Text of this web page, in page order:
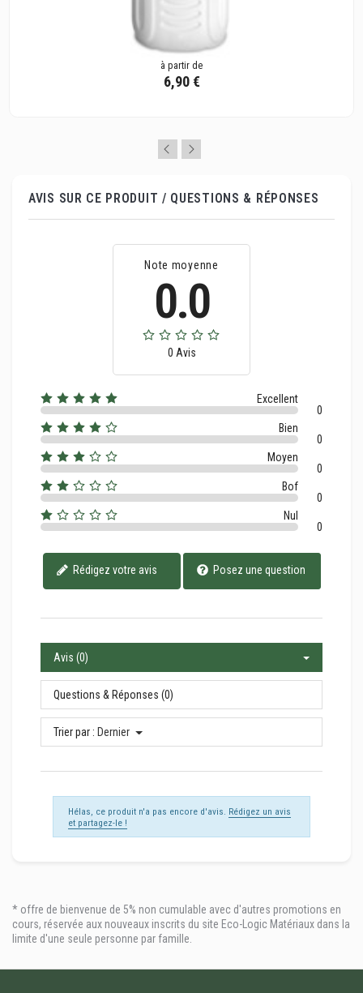
à partir de
6,90 €
AVIS SUR CE PRODUIT / QUESTIONS & RÉPONSES
Note moyenne
0.0
0 Avis
Excellent
0
Bien
0
Moyen
0
Bof
0
Nul
0
Rédigez votre avis Posez une question
Avis (0)
Questions & Réponses (0)
Trier par : Dernier
Hélas, ce produit n'a pas encore d'avis. Rédigez un avis
et partagez-le !
* offre de bienvenue de 5% non cumulable avec d'autres promotions en
cours, réservée aux nouveaux inscrits du site Eco-Logic Matériaux dans la
limite d'une seule personne par famille.